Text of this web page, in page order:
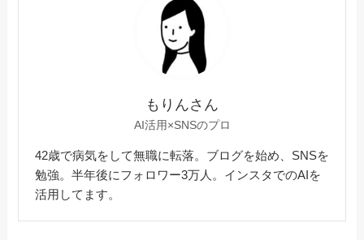
もりんさん
AI活用×SNSのプロ
42歳で病気をして無職に転落。ブログを始め、SNSを
勉強。半年後にフォロワー3万人。インスタでのAIを
活用してます。